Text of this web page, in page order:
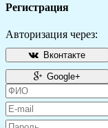
Регистрация
Авторизация через:
Вконтакте
Google+